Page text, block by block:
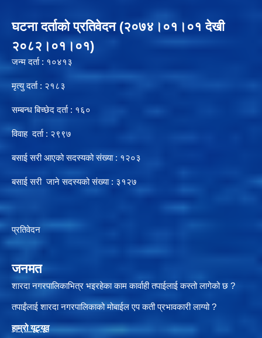
घटना दर्ताको प्रतिवेदन (२०७४।०१।०१ देखी
२०८२।०१।०१)
जन्म दर्ता : १०४१३
मृत्यु दर्ता : २१८३
सम्बन्ध बिच्छेद दर्ता : १६०
विवाह दर्ता : २९९७
बसाई सरी आएको सदस्यको संख्या : १२०३
बसाई सरी जाने सदस्यको संख्या : ३१२७
प्रतिवेदन
जनमत
शारदा नगरपालिकाभित्र भइरहेका काम कार्वाही तपाईलाई कस्तो लागेको छ ?
तपाईंलाई शारदा नगरपालिकाको मोबाईल एप कती प्रभावकारी लाग्यो ?
हाम्रो यूट्यूव